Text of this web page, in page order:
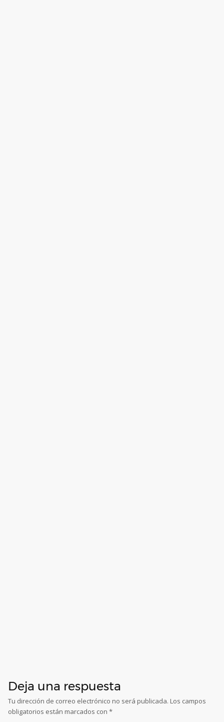
Deja una respuesta
Tu dirección de correo electrónico no será publicada. Los campos
obligatorios están marcados con *